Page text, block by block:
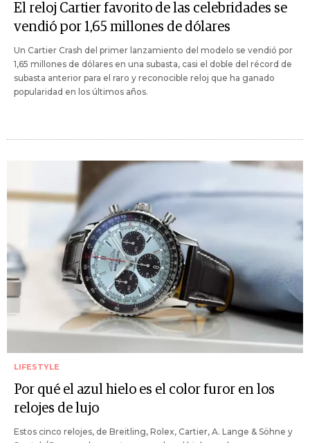
El reloj Cartier favorito de las celebridades se
vendió por 1,65 millones de dólares
Un Cartier Crash del primer lanzamiento del modelo se vendió por
1,65 millones de dólares en una subasta, casi el doble del récord de
subasta anterior para el raro y reconocible reloj que ha ganado
popularidad en los últimos años.
LIFESTYLE
Por qué el azul hielo es el color furor en los
relojes de lujo
Estos cinco relojes, de Breitling, Rolex, Cartier, A. Lange & Söhne y